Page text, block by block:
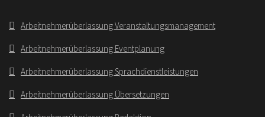
Arbeitnehmerüberlassung Veranstaltungsmanagement
Arbeitnehmerüberlassung Eventplanung
Arbeitnehmerüberlassung Sprachdienstleistungen
Arbeitnehmerüberlassung Übersetzungen